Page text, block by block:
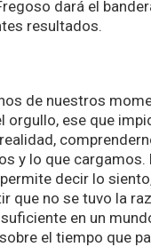
dará el
resultados.
de nuestros
orgullo, ese que
y lo que cargamos.
decir lo
que no se tuvo la
en un
el tiempo que